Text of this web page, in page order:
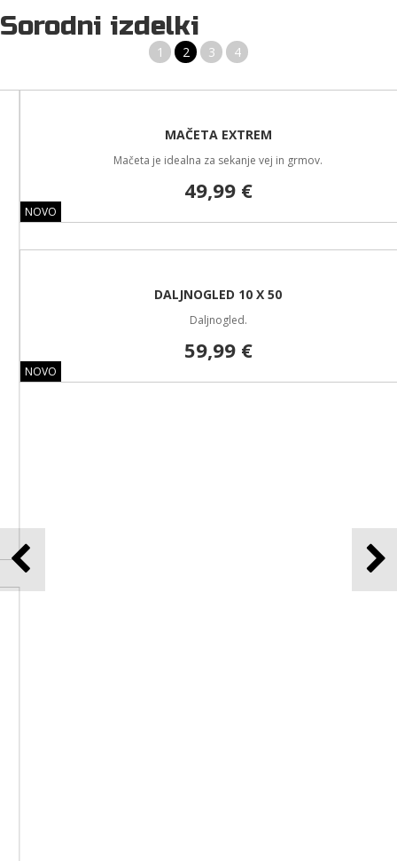
Sorodni izdelki
1 2 3 4
NOVO
MAČETA EXTREM
Mačeta je idealna za sekanje vej in grmov.
49,99 €
NOVO
DALJNOGLED 10 X 50
Daljnogled.
59,99 €